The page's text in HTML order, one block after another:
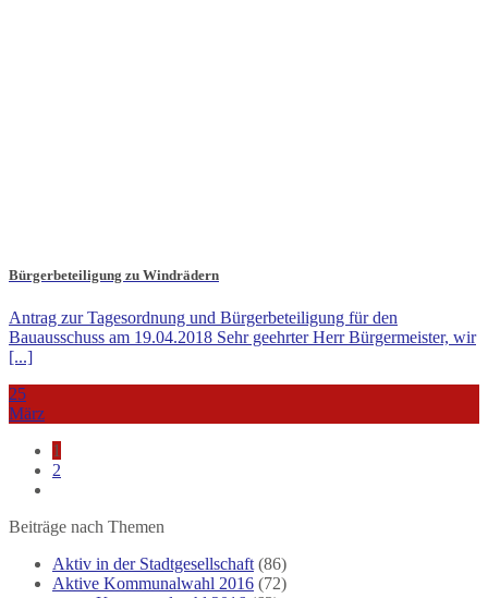
Bürgerbeteiligung zu Windrädern
Antrag zur Tagesordnung und Bürgerbeteiligung für den
Bauausschuss am 19.04.2018 Sehr geehrter Herr Bürgermeister, wir
[...]
25
März
1
2
Beiträge nach Themen
Aktiv in der Stadtgesellschaft (86)
Aktive Kommunalwahl 2016 (72)